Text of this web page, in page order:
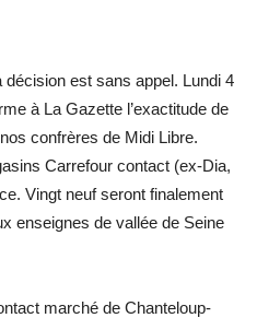
est sans appel. Lundi 4
à La Gazette l’exactitude de
confrères de Midi Libre.
Carrefour contact (ex-Dia,
Vingt neuf seront finalement
enseignes de vallée de Seine
marché de Chanteloup-